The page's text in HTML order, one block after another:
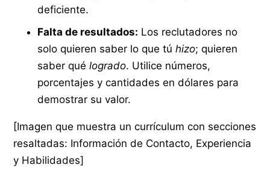
deficiente.
Falta de resultados: Los reclutadores no
solo quieren saber lo que túhizo; quieren
saber quélogrado. Utilice números,
porcentajes y cantidades en dólares para
demostrar su valor.
[Imagen que muestra un currículum con secciones
resaltadas: Información de Contacto, Experiencia
y Habilidades]